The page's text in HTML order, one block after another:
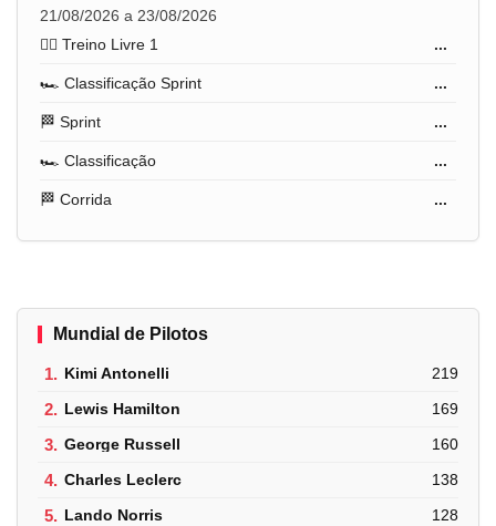
21/08/2026 a 23/08/2026
🏋️‍♂️ Treino Livre 1
...
🏎️ Classificação Sprint ...
🏁 Sprint ...
🏎️ Classificação ...
🏁 Corrida ...
Mundial de Pilotos
1. Kimi Antonelli 219
2. Lewis Hamilton 169
3. George Russell 160
4. Charles Leclerc 138
5. Lando Norris 128